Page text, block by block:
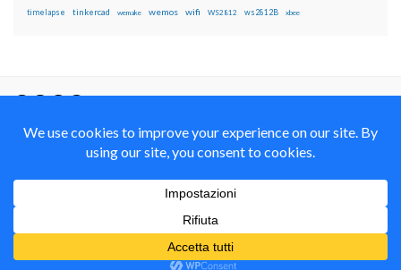
timelapse tinkercad wemake wemos wifi WS2812 ws2812B xbee
Alike 4.0 International
© 2012-2018 Mauro Alfieri Elettronica Domotica Robotica Arduino Corsi
Realizzato con il
daGraphene Themes.